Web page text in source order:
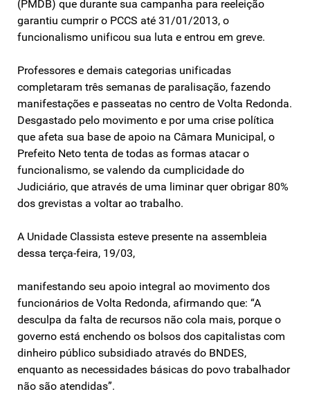
(PMDB) que durante sua campanha para reeleição
garantiu cumprir o PCCS até 31/01/2013, o
funcionalismo unificou sua luta e entrou em greve.
Professores e demais categorias unificadas
completaram três semanas de paralisação, fazendo
manifestações e passeatas no centro de Volta Redonda.
Desgastado pelo movimento e por uma crise política
que afeta sua base de apoio na Câmara Municipal, o
Prefeito Neto tenta de todas as formas atacar o
funcionalismo, se valendo da cumplicidade do
Judiciário, que através de uma liminar quer obrigar 80%
dos grevistas a voltar ao trabalho.
A Unidade Classista esteve presente na assembleia
dessa terça-feira, 19/03,
manifestando seu apoio integral ao movimento dos
funcionários de Volta Redonda, afirmando que: “A
desculpa da falta de recursos não cola mais, porque o
governo está enchendo os bolsos dos capitalistas com
dinheiro público subsidiado através do BNDES,
enquanto as necessidades básicas do povo trabalhador
não são atendidas”.